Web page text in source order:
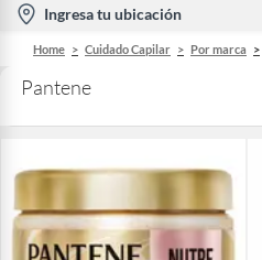
location-
icon
Ingresa tu ubicación
Home Cuidado Capilar Por marca
Pantene